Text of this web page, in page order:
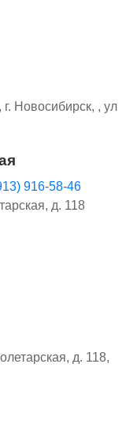
Новосибирск, , ул
916-58-46
д. 118
д. 118,